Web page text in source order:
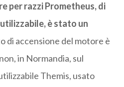
per razzi Prometheus, di
è stato un
di accensione del motore è
in Normandia, sul
Themis, usato